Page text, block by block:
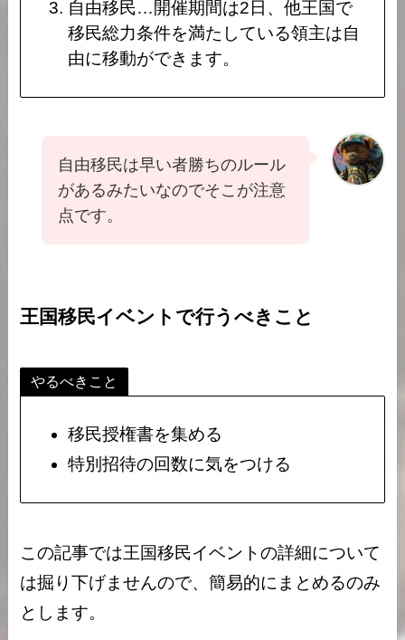
自由移民…開催期間は2日、他王国で
移民総力条件を満たしている領主は自
由に移動ができます。
自由移民は早い者勝ちのルール
があるみたいなのでそこが注意
点です。
王国移民イベントで行うべきこと
やるべきこと
移民授権書を集める
特別招待の回数に気をつける
この記事では王国移民イベントの詳細について
は掘り下げませんので、簡易的にまとめるのみ
とします。